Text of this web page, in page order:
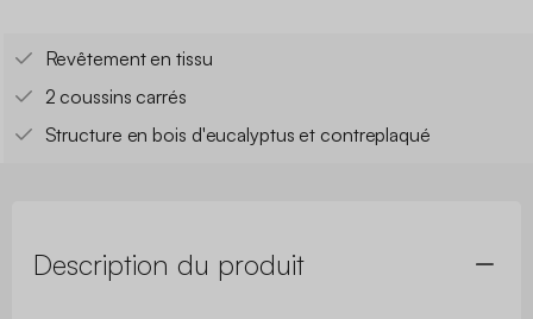
Revêtement en tissu
2 coussins carrés
Structure en bois d'eucalyptus et contreplaqué
Description du produit